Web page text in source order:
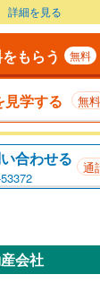
詳細を見る
もらう 無料
見学する 無料
合わせる 通
会社